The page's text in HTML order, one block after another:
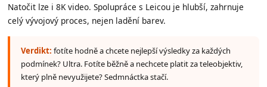
Natočit lze i 8K video. Spolupráce s Leicou je hlubší, zahrnuje
celý vývojový proces, nejen ladění barev.
Verdikt: fotíte hodně a chcete nejlepší výsledky za každých
podmínek? Ultra. Fotíte běžně a nechcete platit za teleobjektiv,
který plně nevyužijete? Sedmnáctka stačí.